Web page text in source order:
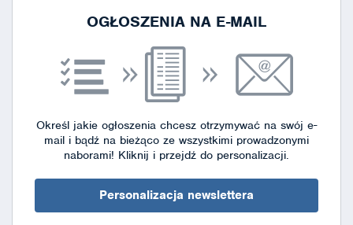
OGŁOSZENIA NA E-MAIL
Określ jakie ogłoszenia chcesz otrzymywać na swój e-
mail i bądź na bieżąco ze wszystkimi prowadzonymi
naborami! Kliknij i przejdź do personalizacji.
Personalizacja newslettera